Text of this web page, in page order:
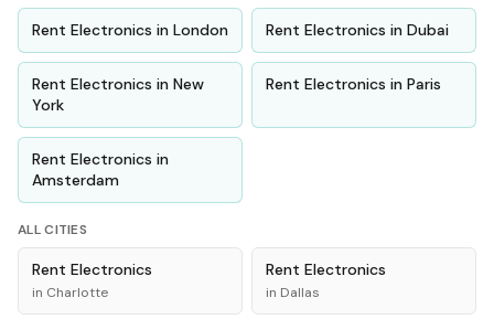
Rent Electronics in London Rent Electronics in Dubai
Rent Electronics in New
York
Rent Electronics in Paris
Rent Electronics in
Amsterdam
ALL CITIES
Rent Electronics
in Charlotte
Rent Electronics
in Dallas